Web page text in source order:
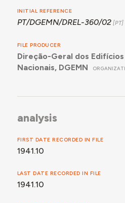
INITIAL REFERENCE
PT/DGEMN/DREL-360/02
FILE PRODUCER
Direção-Geral dos
Nacionais, DGEMN
analysis
FIRST DATE RECORDED IN FILE
1941.10
LAST DATE RECORDED IN FILE
1941.10